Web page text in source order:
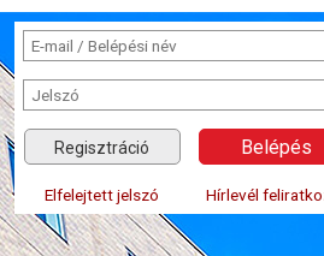
Regisztráció
Elfelejtett jelszó Hírlevél